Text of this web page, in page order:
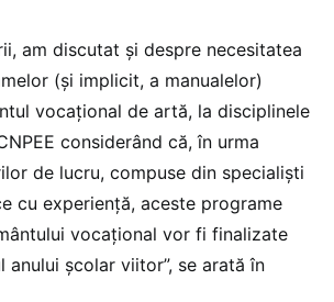
am discutat și despre necesitatea
(și implicit, a manualelor)
vocațional de artă, la disciplinele
considerând că, în urma
de lucru, compuse din specialiști
cu experiență, aceste programe
vocațional vor fi finalizate
anului școlar viitor”, se arată în